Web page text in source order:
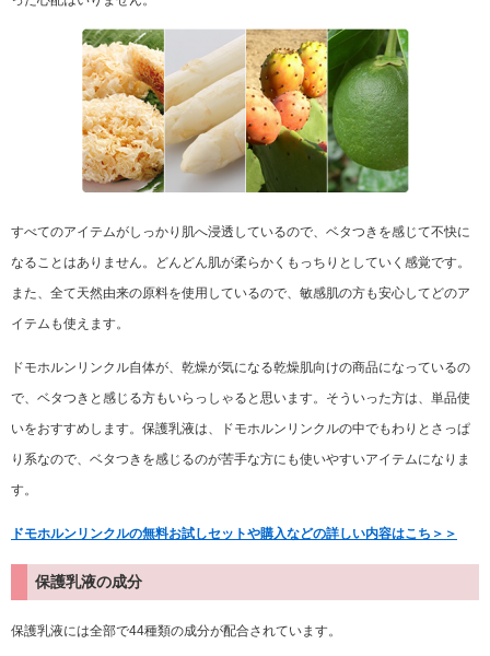
すべてのアイテムがしっかり肌へ浸透しているので、ベタつきを感じて不快に
なることはありません。どんどん肌が柔らかくもっちりとしていく感覚です。
また、全て天然由来の原料を使用しているので、敏感肌の方も安心してどのア
イテムも使えます。
ドモホルンリンクル自体が、乾燥が気になる乾燥肌向けの商品になっているの
で、ベタつきと感じる方もいらっしゃると思います。そういった方は、単品使
いをおすすめします。保護乳液は、ドモホルンリンクルの中でもわりとさっぱ
り系なので、ベタつきを感じるのが苦手な方にも使いやすいアイテムになりま
す。
ドモホルンリンクルの無料お試しセットや購入などの詳しい内容はこち＞＞
保護乳液の成分
保護乳液には全部で44種類の成分が配合されています。